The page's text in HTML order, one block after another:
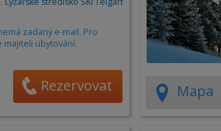
zadaný e-mail. Pro
majiteli ubytování.
Rezervovat Mapa